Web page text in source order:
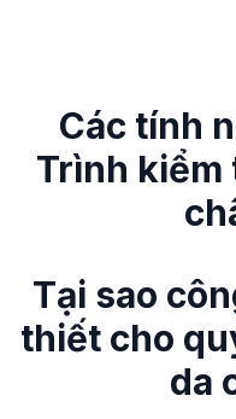
Các tính
Trình kiểm
Tại sao
thiết cho
da